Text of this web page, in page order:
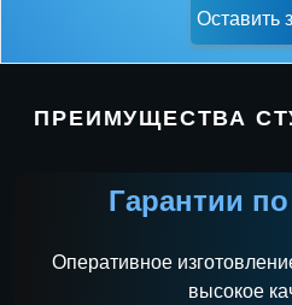
ПРЕИМУЩЕСТВА
Гарантии
Оперативное
высокое